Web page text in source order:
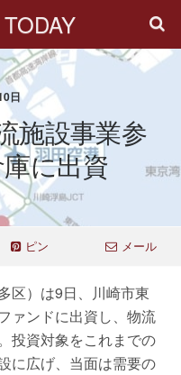
日
施設事業参
に出資
ピン メール
区）は9日、川崎市東
ァンドに出資し、物流
投資対象をこれまでの
に広げ、当面は需要の